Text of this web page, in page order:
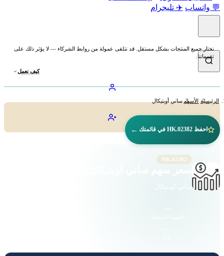
💬 واتساب ✈️ تليجرام
نختار جميع المنتجات بشكل مستقل. قد نتلقى عمولة من روابط الشركاء — لا يؤثر ذلك على
تقييماتنا.
كيف نعمل
الرئيسية الأسهم ساني أوبتيكال
احفظ 02382.HK في قائمتك ←
02382.HK
ساني أوبتيكال